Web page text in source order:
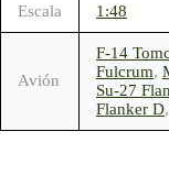
Escala 1:48
Avión
F-14
Fulcrum,
Su-27
Flanker D,